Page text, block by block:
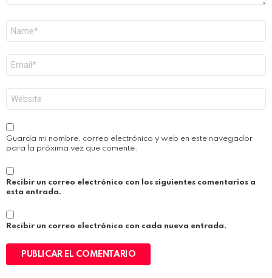
electrónico
*
Guarda mi nombre, correo electrónico y web en este navegador
para la próxima vez que comente.
Recibir un correo electrónico con los siguientes comentarios a
esta entrada.
Recibir un correo electrónico con cada nueva entrada.